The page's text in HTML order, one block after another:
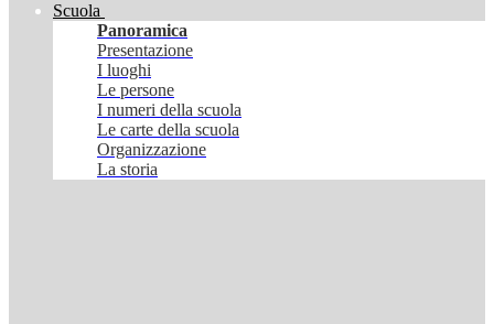
Scuola
Panoramica
Presentazione
I luoghi
Le persone
I numeri della scuola
Le carte della scuola
Organizzazione
La storia